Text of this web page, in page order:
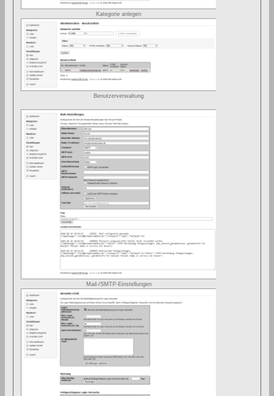
Kategorie anlegen
Benutzerverwaltung
Mail-/SMTP-Einstellungen